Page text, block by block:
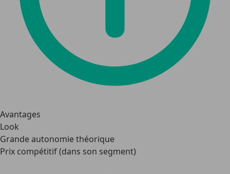
Avantages
Look
Grande autonomie théorique
Prix compétitif (dans son segment)